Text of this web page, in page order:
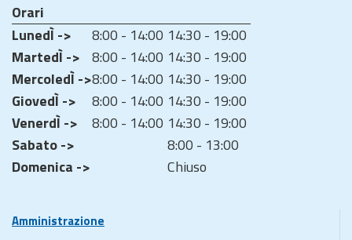
Orari
LunedÌ ->
8:00 - 14:00 14:30 - 19:00
MartedÌ -> 8:00 - 14:00 14:30 - 19:00
MercoledÌ ->8:00 - 14:00 14:30 - 19:00
GiovedÌ ->
8:00 - 14:00 14:30 - 19:00
VenerdÌ ->
8:00 - 14:00 14:30 - 19:00
Sabato ->
8:00 - 13:00
Domenica ->
Chiuso
Amministrazione